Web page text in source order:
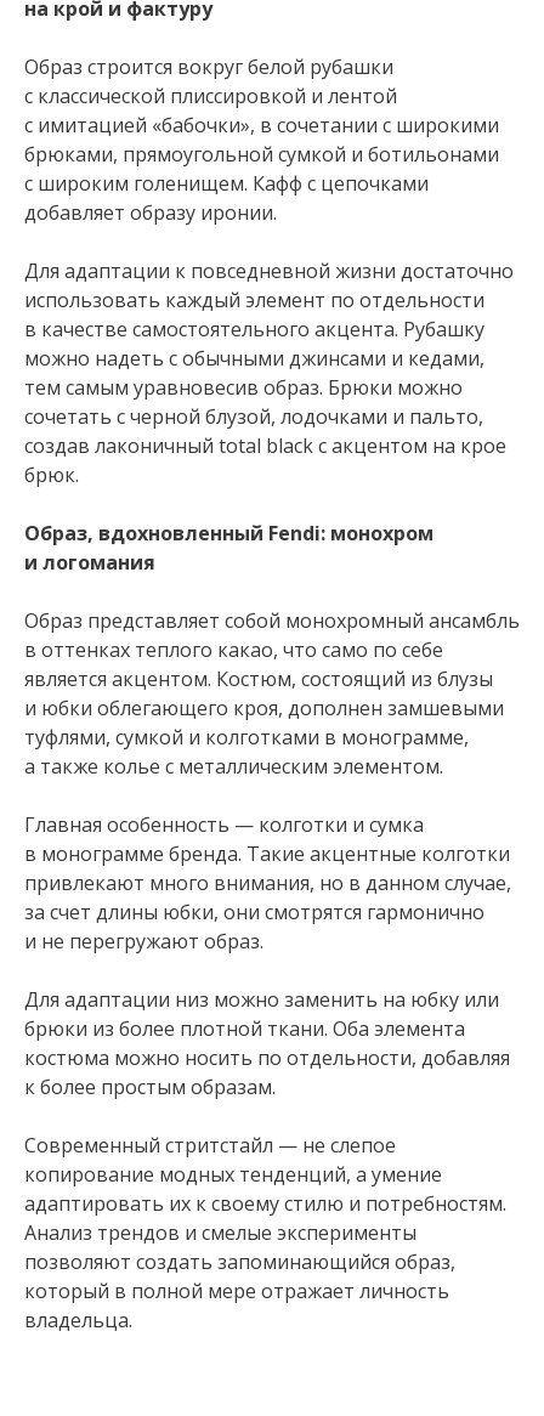
на крой и фактуру
Образ строится вокруг белой рубашки
с классической плиссировкой и лентой
с имитацией «бабочки», в сочетании с широкими
брюками, прямоугольной сумкой и ботильонами
с широким голенищем. Кафф с цепочками
добавляет образу иронии.
Для адаптации к повседневной жизни достаточно
использовать каждый элемент по отдельности
в качестве самостоятельного акцента. Рубашку
можно надеть с обычными джинсами и кедами,
тем самым уравновесив образ. Брюки можно
сочетать с черной блузой, лодочками и пальто,
создав лаконичный total black с акцентом на крое
брюк.
Образ, вдохновленный Fendi: монохром
и логомания
Образ представляет собой монохромный ансамбль
в оттенках теплого какао, что само по себе
является акцентом. Костюм, состоящий из блузы
и юбки облегающего кроя, дополнен замшевыми
туфлями, сумкой и колготками в монограмме,
а также колье с металлическим элементом.
Главная особенность — колготки и сумка
в монограмме бренда. Такие акцентные колготки
привлекают много внимания, но в данном случае,
за счет длины юбки, они смотрятся гармонично
и не перегружают образ.
Для адаптации низ можно заменить на юбку или
брюки из более плотной ткани. Оба элемента
костюма можно носить по отдельности, добавляя
к более простым образам.
Современный стритстайл — не слепое
копирование модных тенденций, а умение
адаптировать их к своему стилю и потребностям.
Анализ трендов и смелые эксперименты
позволяют создать запоминающийся образ,
который в полной мере отражает личность
владельца.